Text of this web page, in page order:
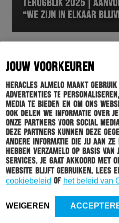
JOUW VOORKEUREN
Heracles Almelo maakt
advertenties te
media te bieden en om ons
Ook delen we informatie over
onze partners voor social
Deze partners kunnen deze
andere informatie die jij aan
hebben verzameld op basis van
services. Je gaat akkoord met
website blijft gebruiken. Lees
cookiebeleid of het beleid van
WEIGEREN
TERUGBLIK 2025 |
“WE ZIJN IN ELKAAR
HERACLES 27-12-2025
TERUGBLIK 2025 | DE VIJF
VAN JIZZ HORNKAMP